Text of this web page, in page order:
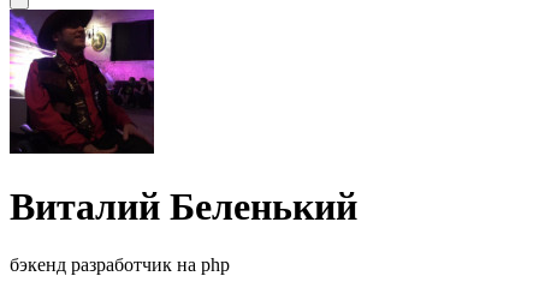
Виталий Беленький
бэкенд разработчик на php